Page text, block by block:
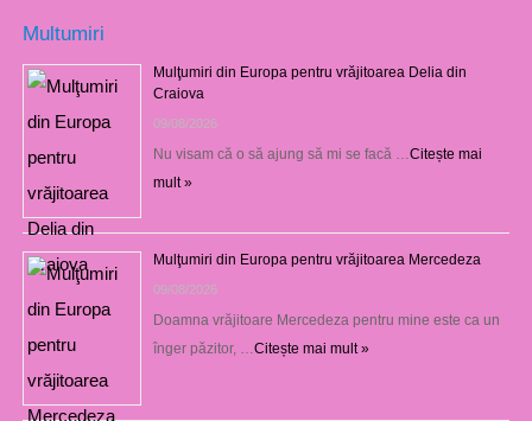
Multumiri
Mulţumiri din Europa pentru vrăjitoarea Delia din
Craiova
09/08/2026
Nu visam că o să ajung să mi se facă … Citește mai
mult »
Mulţumiri din Europa pentru vrăjitoarea Mercedeza
09/08/2026
Doamna vrăjitoare Mercedeza pentru mine este ca un
înger păzitor, … Citește mai mult »